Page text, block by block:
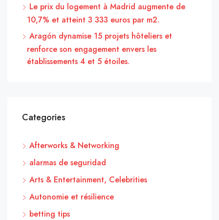
Le prix du logement à Madrid augmente de
10,7% et atteint 3 333 euros par m2.
Aragón dynamise 15 projets hôteliers et
renforce son engagement envers les
établissements 4 et 5 étoiles.
Categories
Afterworks & Networking
alarmas de seguridad
Arts & Entertainment, Celebrities
Autonomie et résilience
betting tips